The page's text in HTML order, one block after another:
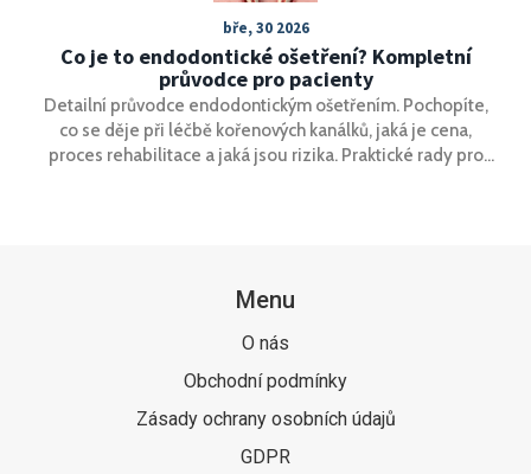
bře, 30 2026
Co je to endodontické ošetření? Kompletní
průvodce pro pacienty
Detailní průvodce endodontickým ošetřením. Pochopíte,
co se děje při léčbě kořenových kanálků, jaká je cena,
proces rehabilitace a jaká jsou rizika. Praktické rady pro
Menu
O nás
Obchodní podmínky
Zásady ochrany osobních údajů
GDPR